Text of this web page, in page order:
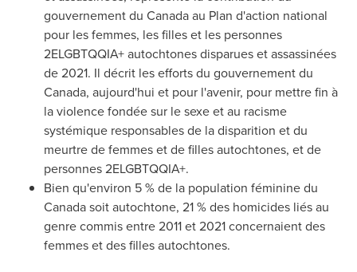
gouvernement du Canadaau Plan d'action national
pour les femmes, les filles et les personnes
2ELGBTQQIA+ autochtones disparues et assassinées
de 2021. Il décrit les efforts du gouvernement du
Canada, aujourd'hui et pour l'avenir, pour mettre fin à
la violence fondée sur le sexe et au racisme
systémique responsables de la disparition et du
meurtre de femmes et de filles autochtones, et de
personnes 2ELGBTQQIA+.
Bien qu'environ 5 % de la population féminine du
Canadasoit autochtone, 21 % des homicides liés au
genre commis entre2011 et2021 concernaient des
femmes et des filles autochtones.